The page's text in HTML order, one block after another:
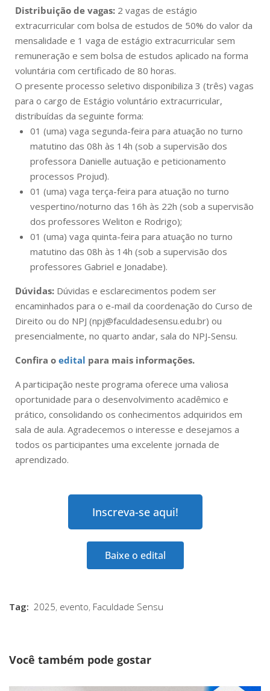
Distribuição de vagas: 2 vagas de estágio
extracurricular com bolsa de estudos de 50% do valor da
mensalidade e 1 vaga de estágio extracurricular sem
remuneração e sem bolsa de estudos aplicado na forma
voluntária com certificado de 80 horas.
O presente processo seletivo disponibiliza 3 (três) vagas
para o cargo de Estágio voluntário extracurricular,
distribuídas da seguinte forma:
01 (uma) vaga segunda-feira para atuação no turno
matutino das 08h às 14h (sob a supervisão dos
professora Danielle autuação e peticionamento
processos Projud).
01 (uma) vaga terça-feira para atuação no turno
vespertino/noturno das 16h às 22h (sob a supervisão
dos professores Weliton e Rodrigo);
01 (uma) vaga quinta-feira para atuação no turno
matutino das 08h às 14h (sob a supervisão dos
professores Gabriel e Jonadabe).
Dúvidas: Dúvidas e esclarecimentos podem ser
encaminhados para o e-mail da coordenação do Curso de
Direito ou do NPJ (npj@faculdadesensu.edu.br) ou
presencialmente, no quarto andar, sala do NPJ-Sensu.
Confira o edital para mais informações.
A participação neste programa oferece uma valiosa
oportunidade para o desenvolvimento acadêmico e
prático, consolidando os conhecimentos adquiridos em
sala de aula. Agradecemos o interesse e desejamos a
todos os participantes uma excelente jornada de
aprendizado.
Inscreva-se aqui!
Baixe o edital
Tag: 2025, evento, Faculdade Sensu
Você também pode gostar